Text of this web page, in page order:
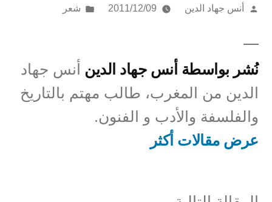
تمّ
بواسطة
أنس جهاد الدين 2011/12/09
نُشر
شعر
نُشر بواسطة أنس جهاد الدين أنس جهاد
الدين من المغرب، طالب مهتم بالتاريخ
والفلسفة والأدب و الفنون.
عرض مقالات أكثر